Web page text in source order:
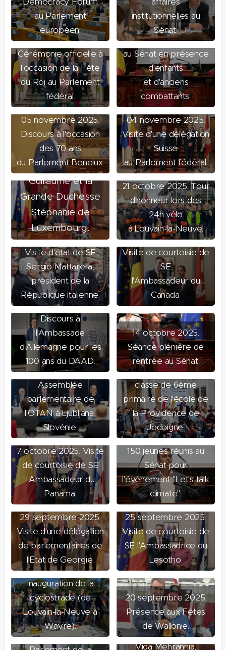
au Parlement
européen.
institutionnelles au
Sénat.
15 novembre 2025.
Cérémonie officielle à
l'occasion de la Fête
du Roi au Parlement
fédéral.
11 novembre 2025.
Commémoration de
l'Armistice
au Sénat en présence
d'enfants
et d'anciens
combattants.
05 novembre 2025.
Discours à l'occasion
des 70 ans
du Parlement Benelux.
04 novembre 2025.
Visite d'une délégation
Suisse
au Parlement fédéral.
24 octobre 2025.
Visite d'état deLeurs
Altesses Royales le
Grand-Duc
Guillaume et la
Grande-Duchesse
Stéphanie de
Luxembourg.
21 octobre 2025. Tour
d'honneur lors des
24h vélo
à Louvain-la-Neuve.
20 octobre 2025.
Visite d'état de SE
Sergio Mattarella,
président de la
République italienne.
15 octobre 2025.
Visite de courtoisie de
SE
l'Ambassadeur du
Canada.
15 octobre 2025.
Discours à
l'Ambassade
d'Allemagne pour les
100 ans du DAAD.
14 octobre 2025.
Séance plénière de
rentrée au Sénat.
10 octobre 2025.
Assemblée
parlementaire de
l'OTAN à Ljubljana,
Slovénie.
7 octobre 2025. Visite
du Parlement de la
Fédération Wallonie-
Bruxelles avec une
classe de 6ème
primaire de l'école de
la Providence de
Jodoigne.
7 octobre 2025. Visite
de courtoisie de SE
l'Ambassadeur du
Panama.
30 septembre 2025.
150 jeunes réunis au
Sénat pour
l'événement "Let's talk
climate".
29 septembre 2025.
Visite d'une délégation
de parlementaires de
l'Etat de Georgie.
25 septembre 2025.
Visite de courtoisie de
SE l'Ambassadrice du
Lesotho.
22 septembre 2025.
Inauguration de la
cyclostrade (de
Louvain-la-Neuve à
Wavre).
20 septembre 2025.
Présence aux Fêtes
de Wallonie.
19 septembre
2025. colloque de
réflexion au
16 septembre 2025.
Rencontre avec Mme
Vida Mehrannia,